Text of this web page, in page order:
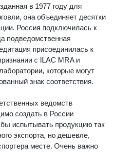
в 1977 году для
она объединяет десятки
Россия подключилась к
подведомственная
присоединилась к
с ILAC MRA и
которые могут
знак соответствия.
ведомств
создать в России
испытывать продукцию так
экспорта, но дешевле,
месте. Очень важно